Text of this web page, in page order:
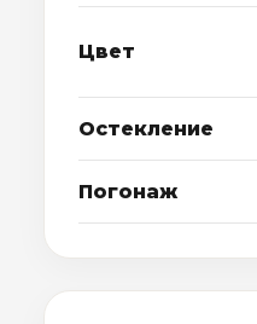
Цвет
Остекление
Погонаж